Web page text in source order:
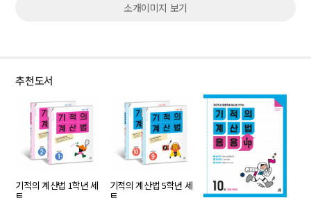
소개이미지 보기
추천도서
기적의 계산법 1학년 세
기적의 계산법 5학년 세